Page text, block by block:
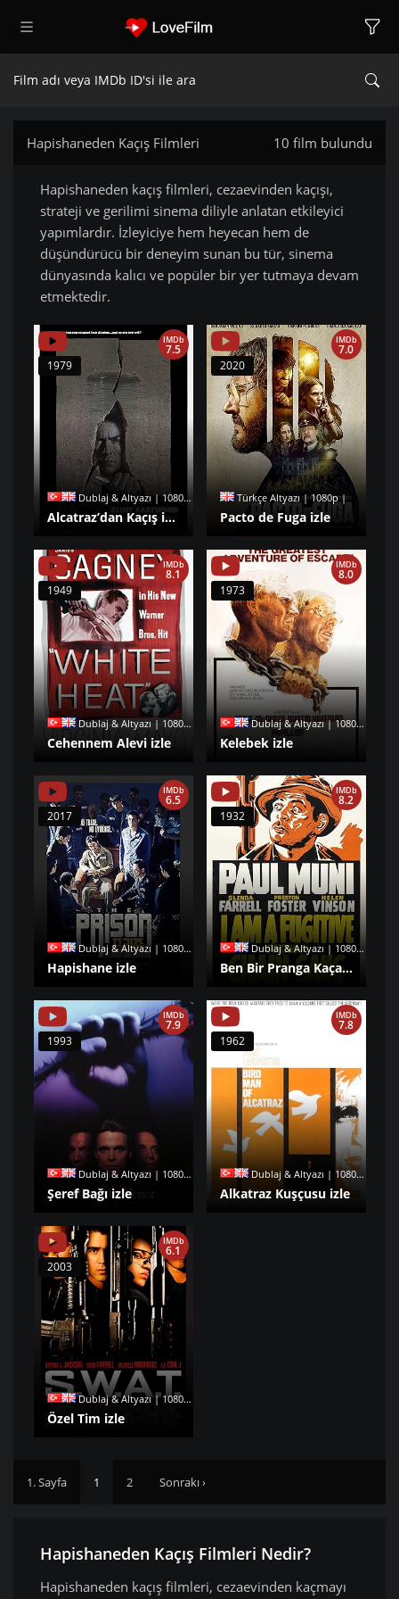
Hapishaneden Kaçış Filmleri 10 film bulundu
Hapishaneden kaçış filmleri, cezaevinden kaçışı,
strateji ve gerilimi sinema diliyle anlatan etkileyici
yapımlardır. İzleyiciye hem heyecan hem de
düşündürücü bir deneyim sunan bu tür, sinema
dünyasında kalıcı ve popüler bir yer tutmaya devam
etmektedir.
Dublaj & Altyazı | 1080p |
Alcatraz’dan Kaçış izle
IMDb
7.5
1979
Türkçe Altyazı | 1080p |
Pacto de Fuga izle
IMDb
7.0
2020
Dublaj & Altyazı | 1080p |
Cehennem Alevi izle
IMDb
8.1
1949
Dublaj & Altyazı | 1080p |
Kelebek izle
IMDb
8.0
1973
Dublaj & Altyazı | 1080p |
Hapishane izle
IMDb
6.5
2017
Dublaj & Altyazı | 1080p |
Ben Bir Pranga Kaçağıyım izle
IMDb
8.2
1932
Dublaj & Altyazı | 1080p |
Şeref Bağı izle
IMDb
7.9
1993
Dublaj & Altyazı | 1080p |
Alkatraz Kuşçusu izle
IMDb
7.8
1962
Dublaj & Altyazı | 1080p |
Özel Tim izle
IMDb
6.1
2003
1. Sayfa 1 2 Sonrakı ›
Hapishaneden Kaçış Filmleri Nedir?
Hapishaneden kaçış filmleri, cezaevinden kaçmayı